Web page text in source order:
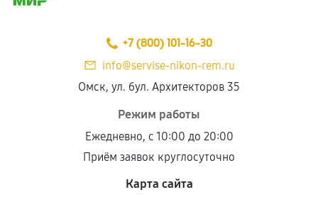
+7 (800) 101-16-30
info@servise-nikon-rem.ru
Омск, ул. бул. Архитекторов 35
Режим работы
Ежедневно, с 10:00 до 20:00
Приём заявок круглосуточно
Карта сайта